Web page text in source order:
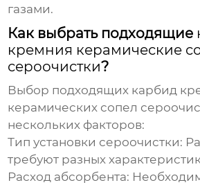
газами.
Как выбрать подходящие
кремния керамические
сероочистки?
Выбор подходящих карбид
керамических сопел
нескольких факторов:
Тип установки сероочистки:
требуют разных
Расход абсорбента: